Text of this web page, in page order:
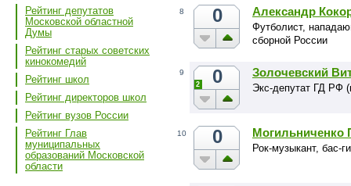
Рейтинг депутатов
Московской областной
Думы
Рейтинг старых советских
кинокомедий
Рейтинг школ
Рейтинг директоров школ
Рейтинг вузов России
Рейтинг Глав
муниципальных
образований Московской
области
8 0 Александр
Футболист,
сборной России
9 0
2
Золочевский
Экс-депутат ГД РФ
10 0 Могильниченко
Рок-музыкант, бас-